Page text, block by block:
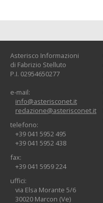
Asterisco Informazioni
di Fabrizio Stelluto
P.I. 02954650277
e-mail:
info@asterisconet.it
redazione@asterisconet.it
telefono:
+39 041 5952 495
+39 041 5952 438
fax:
+39 041 5959 224
uffici:
via Elsa Morante 5/6
30020 Marcon (Ve)